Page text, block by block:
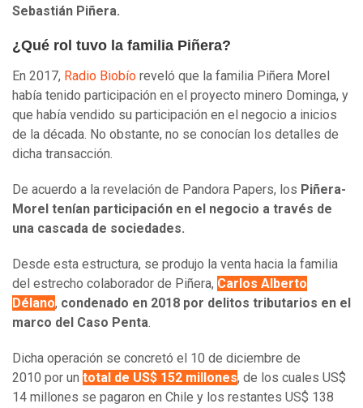
Sebastián Piñera.
¿Qué rol tuvo la familia Piñera?
En 2017, Radio Biobío reveló que la familia Piñera Morel
había tenido participación en el proyecto minero Dominga, y
que había vendido su participación en el negocio a inicios
de la década. No obstante, no se conocían los detalles de
dicha transacción.
De acuerdo a la revelación de Pandora Papers, los Piñera-
Morel tenían participación en el negocio a través de
una cascada de sociedades.
Desde esta estructura, se produjo la venta hacia la familia
del estrecho colaborador de Piñera, Carlos Alberto
Délano, condenado en 2018 por delitos tributarios en el
marco del Caso Penta.
Dicha operación se concretó el 10 de diciembre de
2010 por un total de US$ 152 millones, de los cuales US$
14 millones se pagaron en Chile y los restantes US$ 138